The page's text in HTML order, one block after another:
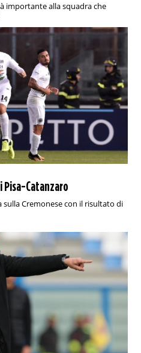
importante alla squadra che
Pisa-Catanzaro
sulla Cremonese con il risultato di